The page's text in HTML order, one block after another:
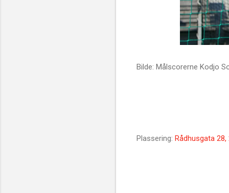
Bilde: Målscorerne Kodjo
Plassering: Rådhusgata 28,